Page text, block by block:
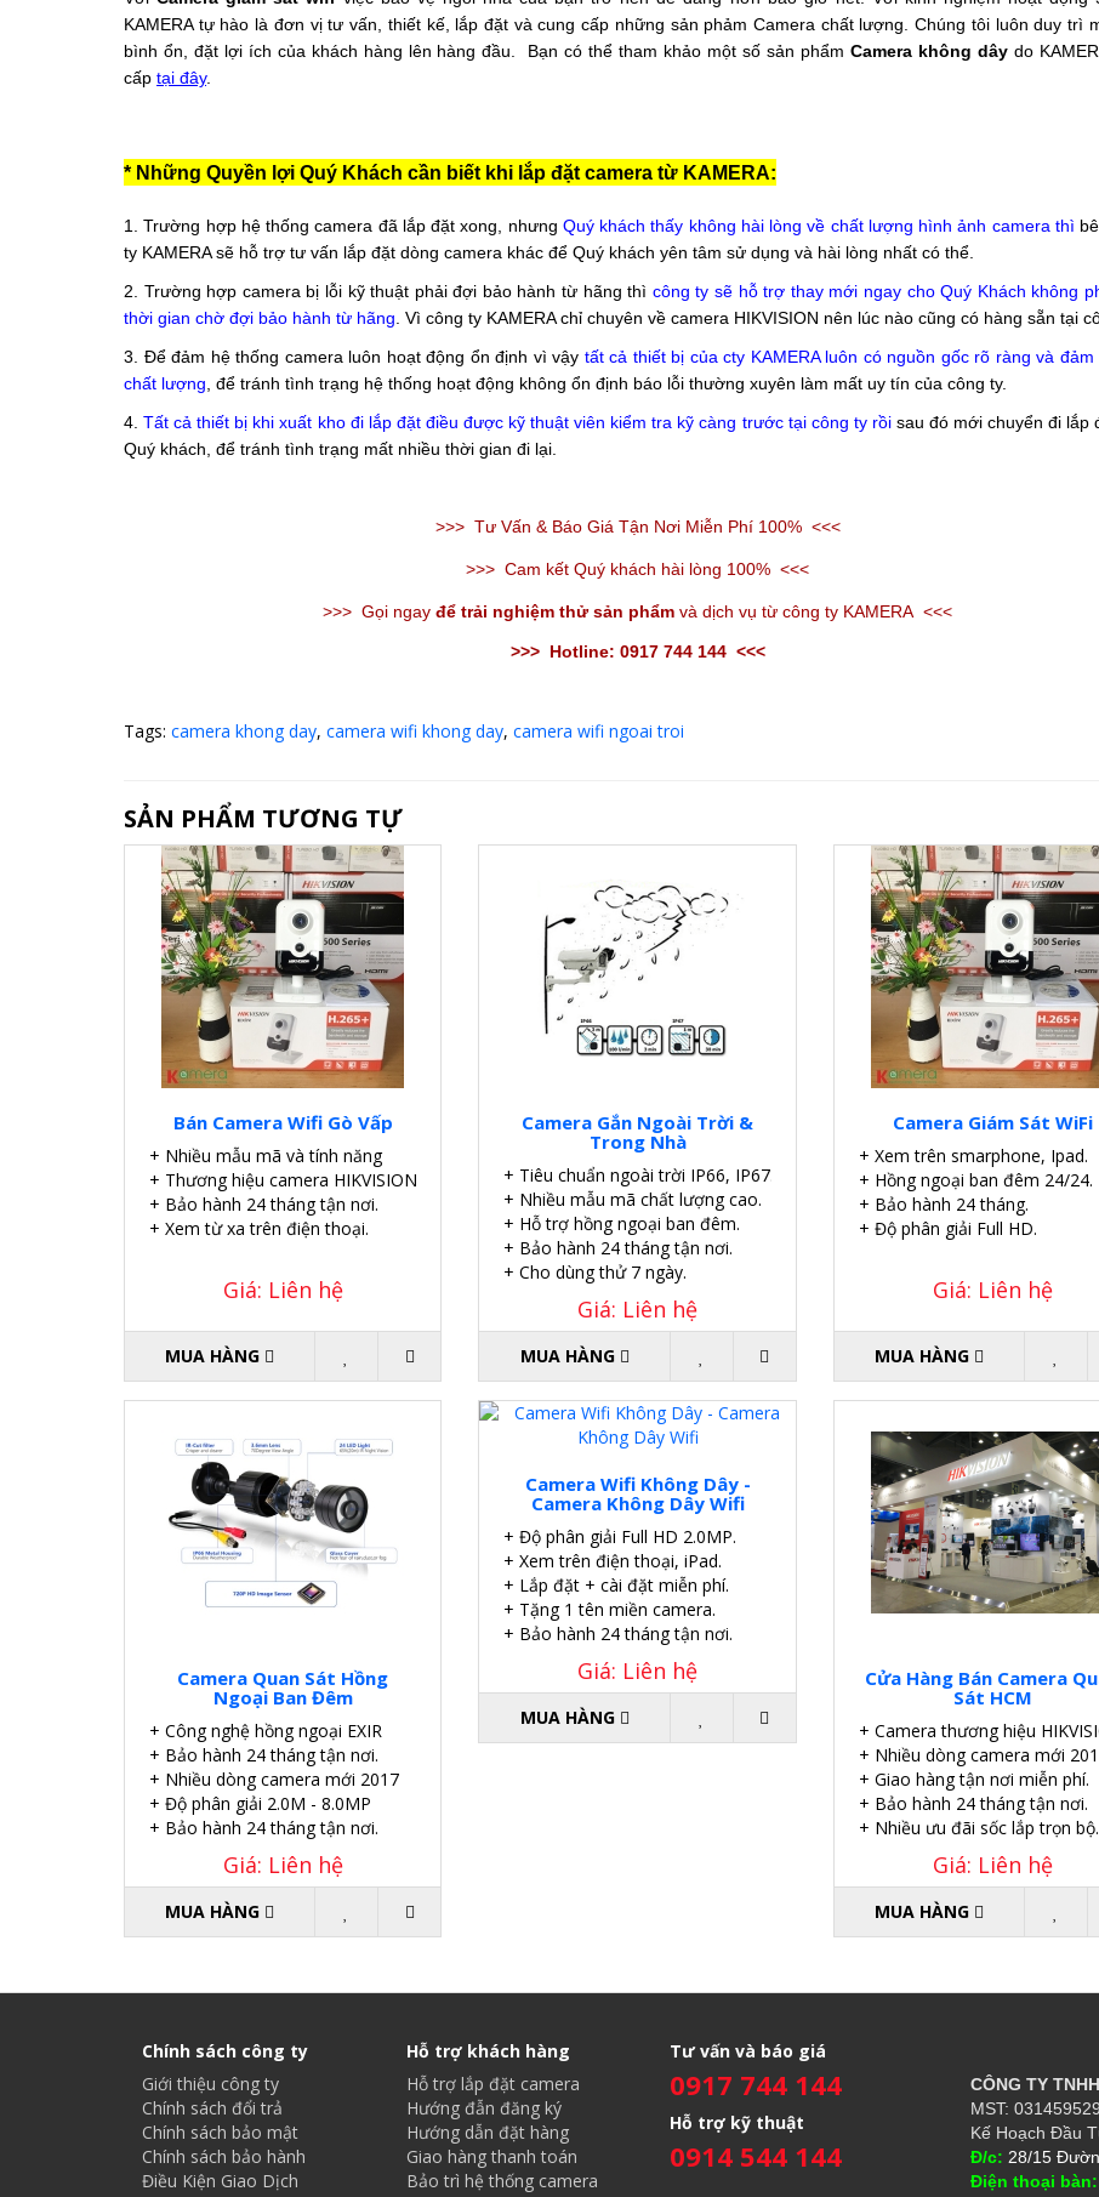
KAMERA tự hào là đơn vị tư vấn, thiết kế, lắp đặt và cung cấp những sản phảm Camera chất lượng. Chúng tôi luôn duy trì
bình ổn, đặt lợi ích của khách hàng lên hàng đầu.  Bạn có thể tham khảo một số sản phẩm Camera không dây do
cấp tại đây.
* Những Quyền lợi Quý Khách cần biết khi lắp đặt camera từ KAMERA:
1. Trường hợp hệ thống camera đã lắp đặt xong, nhưng Quý khách thấy không hài lòng về chất lượng hình ảnh camera thì
ty KAMERA sẽ hỗ trợ tư vấn lắp đặt dòng camera khác để Quý khách yên tâm sử dụng và hài lòng nhất có thể.
2. Trường hợp camera bị lỗi kỹ thuật phải đợi bảo hành từ hãng thì công ty sẽ hỗ trợ thay mới ngay cho Quý Khách không
thời gian chờ đợi bảo hành từ hãng . Vì công ty KAMERA chỉ chuyên về camera HIKVISION nên lúc nào cũng có hàng sẵn tại
3. Để đảm hệ thống camera luôn hoạt động ổn định vì vậy tất cả thiết bị của cty KAMERA luôn có nguồn gốc rõ ràng và đảm
chất lượng , để tránh tình trạng hệ thống hoạt động không ổn định báo lỗi thường xuyên làm mất uy tín của công ty.
4.Tất cả thiết bị khi xuất kho đi lắp đặt điều được kỹ thuật viên kiểm tra kỹ càng trước tại công ty rồisau đó mới chuyển đi lắp
Quý khách, để tránh tình trạng mất nhiều thời gian đi lại.
>>> Tư Vấn & Báo Giá Tận Nơi Miễn Phí 100% <<<
>>> Cam kết Quý khách hài lòng 100% <<<
>>> Gọi ngayđể trải nghiệm thử sản phẩm và dịch vụ từ công ty KAMERA <<<
>>> Hotline: 0917 744 144 <<<
Tags: camera khong day, camera wifi khong day, camera wifi ngoai troi
SẢN PHẨM TƯƠNG TỰ
Bán Camera Wifi Gò Vấp
+ Nhiều mẫu mã và tính năng
+ Thương hiệu camera HIKVISION
+ Bảo hành 24 tháng tận nơi.
+ Xem từ xa trên điện thoại.
Giá: Liên hệ
MUA HÀNG
Camera Gắn Ngoài Trời &
Trong Nhà
+ Tiêu chuẩn ngoài trời IP66, IP67.
+ Nhiều mẫu mã chất lượng cao.
+ Hỗ trợ hồng ngoại ban đêm.
+ Bảo hành 24 tháng tận nơi.
+ Cho dùng thử 7 ngày.
Giá: Liên hệ
MUA HÀNG
Camera Giám Sát WiFi
+ Xem trên smarphone, Ipad.
+ Hồng ngoại ban đêm 24/24.
+ Bảo hành 24 tháng.
+ Độ phân giải Full HD.
Giá: Liên hệ
MUA HÀNG
Camera Quan Sát Hồng
Ngoại Ban Đêm
+ Công nghệ hồng ngoại EXIR
+ Bảo hành 24 tháng tận nơi.
+ Nhiều dòng camera mới 2017
+ Độ phân giải 2.0M - 8.0MP
+ Bảo hành 24 tháng tận nơi.
Giá: Liên hệ
MUA HÀNG
Camera Wifi Không Dây -
Camera Không Dây Wifi
+ Độ phân giải Full HD 2.0MP.
+ Xem trên điện thoại, iPad.
+ Lắp đặt + cài đặt miễn phí.
+ Tặng 1 tên miền camera.
+ Bảo hành 24 tháng tận nơi.
Giá: Liên hệ
MUA HÀNG
Cửa Hàng Bán Camera
Sát HCM
+ Camera thương hiệu
+ Nhiều dòng camera mới
+ Giao hàng tận nơi miễn phí.
+ Bảo hành 24 tháng tận nơi.
+ Nhiều ưu đãi sốc lắp trọn bộ.
Giá: Liên hệ
MUA HÀNG
Chính sách công ty
Giới thiệu công ty
Chính sách đổi trả
Chính sách bảo mật
Chính sách bảo hành
Điều Kiện Giao Dịch
Hỗ trợ khách hàng
Hỗ trợ lắp đặt camera
Hướng đẫn đăng ký
Hướng dẫn đặt hàng
Giao hàng thanh toán
Bảo trì hệ thống camera
Tư vấn và báo giá
0917 744 144
Hỗ trợ kỹ thuật
0914 544 144
CÔNG TY
MST:
Kế Hoạch Đầu
Đ/c: 28/15
Điện thoại bàn: